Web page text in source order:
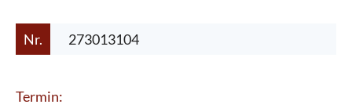
Nr. 273013104
Termin: